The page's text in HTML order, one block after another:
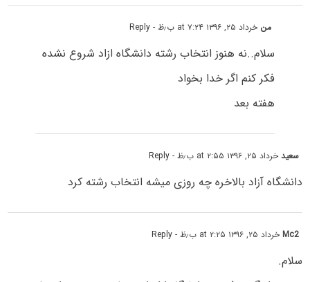
من خرداد ۲۵, ۱۳۹۶ at ۷:۲۴ ب٫ظ - Reply
سلام..نه هنوز انتخاب رشته دانشگاه ازاد شروع نشده
فکر کنم اگر خدا بخواد
هفته بعد
سعیدخرداد ۲۵, ۱۳۹۶ at ۲:۵۵ ب٫ظ - Reply
دانشگاه آزاد بالاخره چه روزی میشه انتخاب رشته کرد
Mc2خرداد ۲۵, ۱۳۹۶ at ۲:۲۵ ب٫ظ - Reply
سلام.